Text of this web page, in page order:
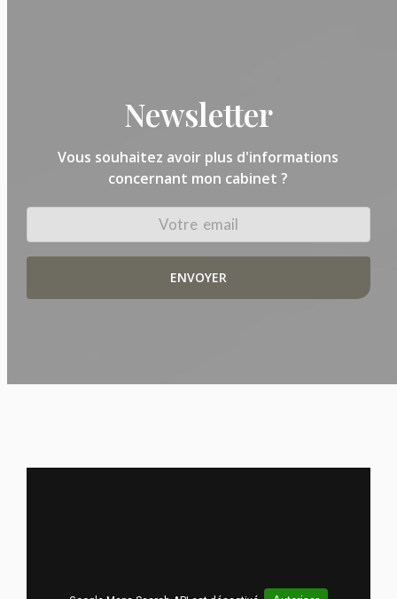
Newsletter
Vous souhaitez avoir plus d'informations
concernant mon cabinet ?